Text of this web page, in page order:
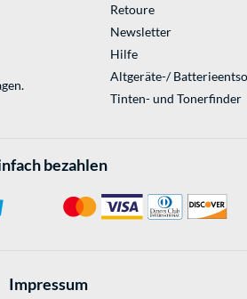
Retoure
Newsletter
Hilfe
Altgeräte-/
Tinten- und Tonerfinder
bezahlen
Impressum